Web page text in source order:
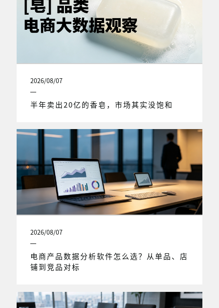
2026/08/07
半年卖出20亿的香皂，市场其实没饱和
2026/08/07
电商产品数据分析软件怎么选？从单品、店
铺到竞品对标